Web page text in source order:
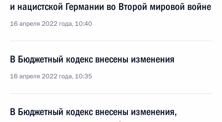
и нацистской Германии во Второй мировой войне
16 апреля 2022 года, 10:40
В Бюджетный кодекс внесены изменения
16 апреля 2022 года, 10:35
В Бюджетный кодекс внесены изменения,